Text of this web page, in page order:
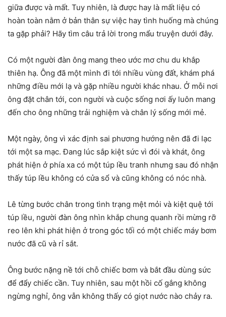
giữa được và mất. Tuy nhiên, là được hay là mất liệu có
hoàn toàn nằm ở bản thân sự việc hay tình huống mà chúng
ta gặp phải? Hãy tìm câu trả lời trong mẩu truyện dưới đây.
Có một người đàn ông mang theo ước mơ chu du khắp
thiên hạ. Ông đã một mình đi tới nhiều vùng đất, khám phá
những điều mới lạ và gặp nhiều người khác nhau. Ở mỗi nơi
ông đặt chân tới, con người và cuộc sống nơi ấy luôn mang
đến cho ông những trải nghiệm và chân lý sống mới mẻ.
Một ngày, ông vì xác định sai phương hướng nên đã đi lạc
tới một sa mạc. Đang lúc sắp kiệt sức vì đói và khát, ông
phát hiện ở phía xa có một túp lều tranh nhưng sau đó nhận
thấy túp lều không có cửa sổ và cũng không có nóc nhà.
Lê từng bước chân trong tình trạng mệt mỏi và kiệt quệ tới
túp lều, người đàn ông nhìn khắp chung quanh rồi mừng rỡ
reo lên khi phát hiện ở trong góc tối có một chiếc máy bơm
nước đã cũ và rỉ sắt.
Ông bước nặng nề tới chỗ chiếc bơm và bắt đầu dùng sức
để đẩy chiếc cần. Tuy nhiên, sau một hồi cố gắng không
ngừng nghỉ, ông vẫn không thấy có giọt nước nào chảy ra.